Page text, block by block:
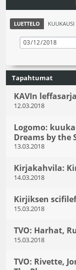
LUETTELO KUUKAUSI
Tapahtumat
KAVIn
12.03.2018
Logomo:
Dreams by the
13.03.2018
Kirjakahvila:
14.03.2018
Kirjiksen
15.03.2018
TVO: Harhat,
15.03.2018
TVO: Rivette,